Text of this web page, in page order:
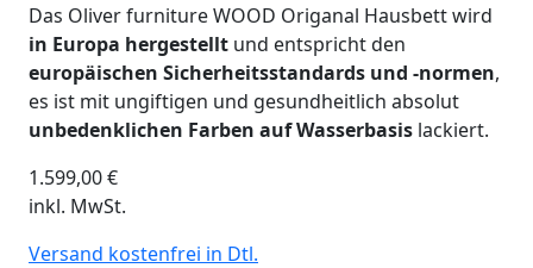
Das Oliver furniture WOOD Origanal Hausbett wird
in Europa hergestellt und entspricht den
europäischen Sicherheitsstandards und -normen,
es ist mit ungiftigen und gesundheitlich absolut
unbedenklichen Farben auf Wasserbasis lackiert.
1.599,00€
inkl. MwSt.
Versand kostenfrei in Dtl.